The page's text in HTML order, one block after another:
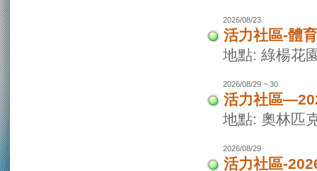
2026/08/23
活力社區-體
地點: 綠楊花
2026/08/29 ~ 30
活力社區
地點: 奧林匹
2026/08/29
活力社區-